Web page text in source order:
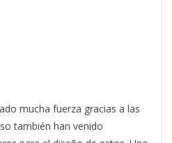
mucha fuerza gracias a las
también han venido